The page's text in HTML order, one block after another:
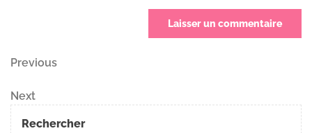
Navigation
de
l’article
Previous
Previous
Next
Post
Next
Rechercher